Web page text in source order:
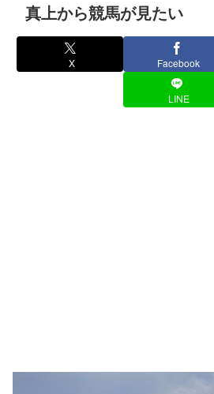
真上から競馬が見たい
X Facebook
LINE